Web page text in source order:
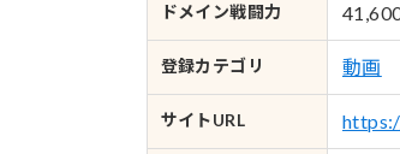
ドメイン戦闘力
登録カテゴリ 動画
サイトURL